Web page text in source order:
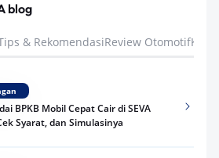
blog
& RekomendasiReview Otomotif
BPKB Mobil Cepat Cair di SEVA
Syarat, dan Simulasinya